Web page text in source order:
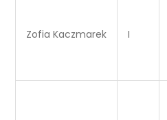
Zofia Kaczmarek I